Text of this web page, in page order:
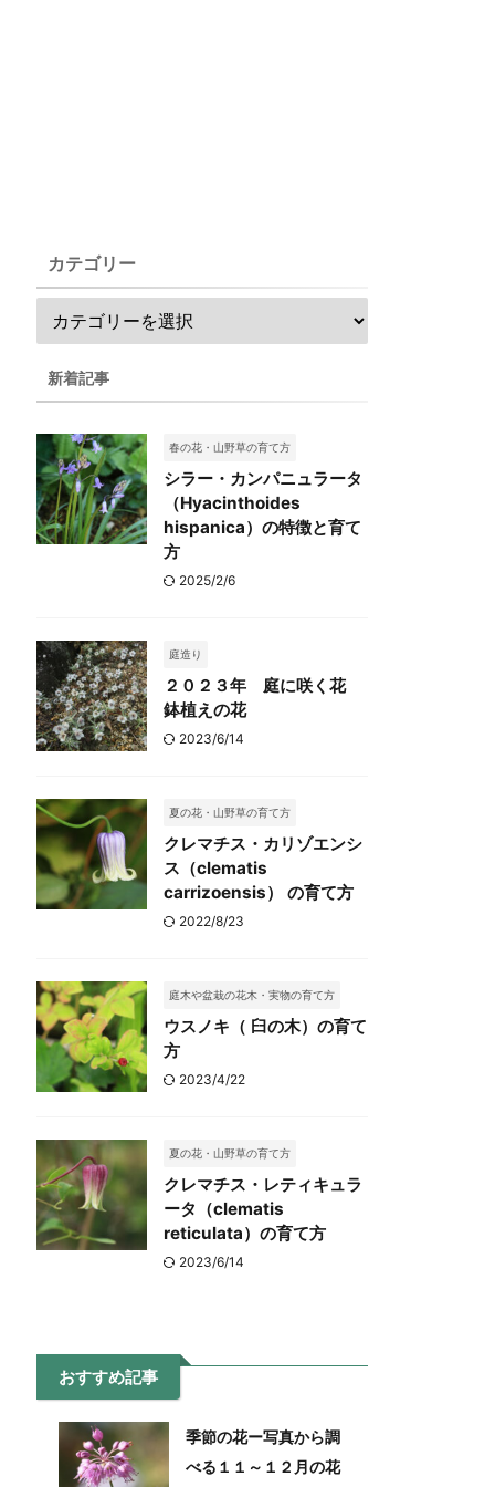
カテゴリー
新着記事
春の花・山野草の育て方
シラー・カンパニュラータ
（Hyacinthoides
hispanica）の特徴と育て
方
2025/2/6
庭造り
２０２３年 庭に咲く花
鉢植えの花
2023/6/14
夏の花・山野草の育て方
クレマチス・カリゾエンシ
ス（clematis
carrizoensis） の育て方
2022/8/23
庭木や盆栽の花木・実物の育て方
ウスノキ（ 臼の木）の育て
方
2023/4/22
夏の花・山野草の育て方
クレマチス・レティキュラ
ータ（clematis
reticulata）の育て方
2023/6/14
おすすめ記事
季節の花ー写真から調
べる１１～１２月の花